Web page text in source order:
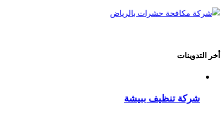
أخر التدوينات
شركة تنظيف ببيشة